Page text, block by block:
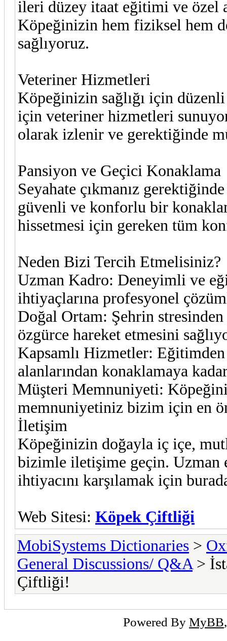
ileri düzey itaat eğitimi ve özel
Köpeğinizin hem fiziksel hem
sağlıyoruz.
Veteriner Hizmetleri
Köpeğinizin sağlığı için
için veteriner hizmetleri
olarak izlenir ve gerektiğinde
Pansiyon ve Geçici Konaklama
Seyahate çıkmanız
güvenli ve konforlu bir
hissetmesi için gereken tüm
Neden Bizi Tercih Etmelisiniz?
Uzman Kadro: Deneyimli ve
ihtiyaçlarına profesyonel
Doğal Ortam: Şehrin
özgürce hareket etmesini
Kapsamlı Hizmetler:
alanlarından konaklamaya
Müşteri Memnuniyeti:
memnuniyetiniz bizim için en
İletişim
Köpeğinizin doğayla iç içe,
bizimle iletişime geçin.
ihtiyacını karşılamak için
Web Sitesi: Köpek Çiftliği
MobiSystems Dictionaries >
General Discussions/ Q&A >
Çiftliği!
Powered By MyBB